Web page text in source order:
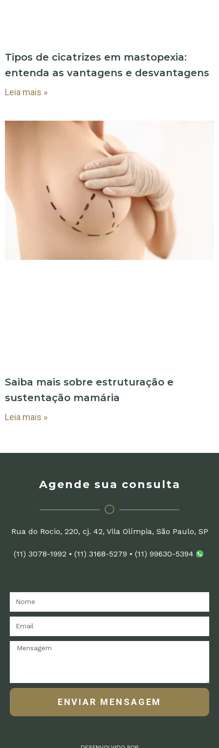
Tipos de cicatrizes em mastopexia:
entenda as vantagens e desvantagens
Leia mais »
Saiba mais sobre estruturação e
sustentação mamária
Leia mais »
Agende sua consulta
Rua do Rocio, 220, cj. 42, Vila Olímpia, São Paulo, SP
(11) 3078-1992 • (11) 3168-5279 • (11) 99630-5394
ENVIAR MENSAGEM